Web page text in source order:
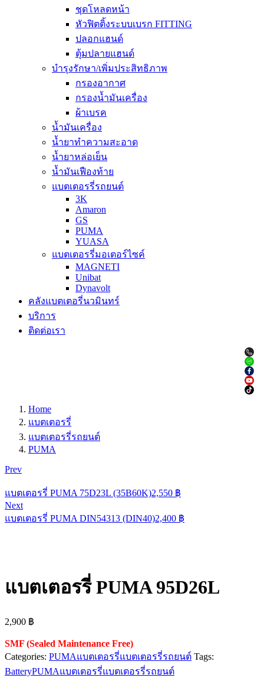
ชุดโหลดหน้า
หัวฟิตติ้งระบบเบรก FITTING
ปลอกแฮนด์
ตุ้มปลายแฮนด์
บำรุงรักษา/เพิ่มประสิทธิภาพ
กรองอากาศ
กรองน้ำมันเครื่อง
ผ้าเบรค
น้ำมันเครื่อง
น้ำยาทำความสะอาด
น้ำยาหล่อเย็น
น้ำมันเฟืองท้าย
แบตเตอรรี่รถยนต์
3K
Amaron
GS
PUMA
YUASA
แบตเตอรรี่มอเตอร์ไซค์
MAGNETI
Unibat
Dynavolt
คลังแบตเตอรี่นวมินทร์
บริการ
ติดต่อเรา
Home
แบตเตอรรี่
แบตเตอรรี่รถยนต์
PUMA
Prev
แบตเตอรรี่ PUMA 75D23L (35B60K)2,550 ฿
Next
แบตเตอรรี่ PUMA DIN54313 (DIN40)2,400 ฿
แบตเตอรรี่ PUMA 95D26L
2,900 ฿
SMF (Sealed Maintenance Free)
Categories: PUMAแบตเตอรรี่แบตเตอรรี่รถยนต์ Tags:
BatteryPUMAแบตเตอรรี่แบตเตอรรี่รถยนต์